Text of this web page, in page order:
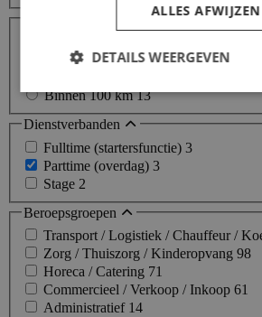
Binnen 25 km3
Binnen 100 km13
Dienstverbanden
Fulltime (startersfunctie) 3
Parttime (overdag) 3
Stage 2
Beroepsgroepen
Transport / Logistiek / Chauffeur /
Zorg / Thuiszorg / Kinderopvang 98
Horeca / Catering 71
Commercieel / Verkoop / Inkoop 61
Administratief 14
ALLES AFWIJZEN
DETAILS WEERGEVEN